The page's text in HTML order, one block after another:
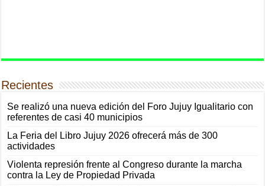
Recientes
Se realizó una nueva edición del Foro Jujuy Igualitario con
referentes de casi 40 municipios
La Feria del Libro Jujuy 2026 ofrecerá más de 300
actividades
Violenta represión frente al Congreso durante la marcha
contra la Ley de Propiedad Privada